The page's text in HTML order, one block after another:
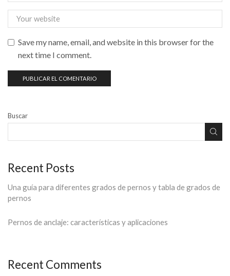
Save my name, email, and website in this browser for the
next time I comment.
Buscar
Recent Posts
Una guía para diferentes grados de pernos y tabla de grados de
pernos
Pernos de anclaje: características y aplicaciones
Recent Comments